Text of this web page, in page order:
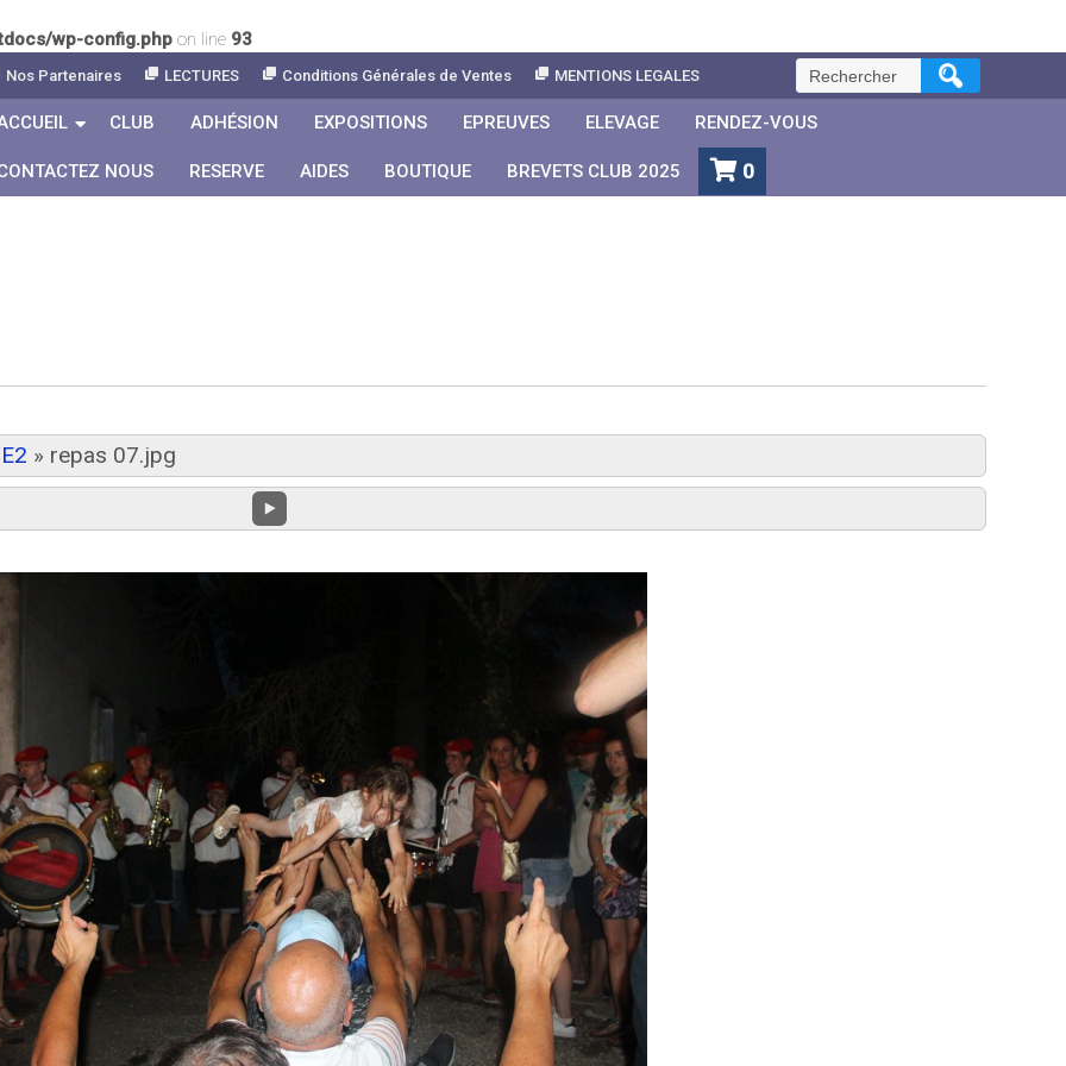
wp-config.php on line 93
Nos Partenaires LECTURES Conditions Générales de Ventes MENTIONS LEGALES Rechercher :
CLUB ADHÉSION EXPOSITIONS EPREUVES ELEVAGE RENDEZ-VOUS
NOUS RESERVE AIDES BOUTIQUE BREVETS CLUB 2025 0
» repas 07.jpg